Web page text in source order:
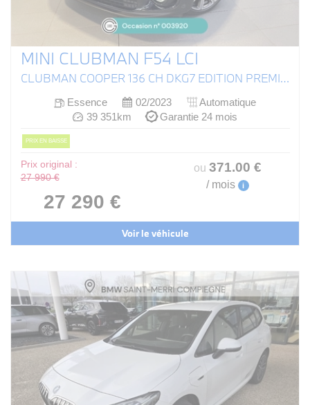
MINI CLUBMAN F54 LCI
CLUBMAN COOPER 136 CH DKG7 EDITION PREMIUM PLUS
Essence 02/2023
Automatique
39 351km
Garantie 24 mois
PRIX EN BAISSE
Prix original :
27 990 €
27 290 €
ou 371.00 €
/ mois i
Voir le véhicule